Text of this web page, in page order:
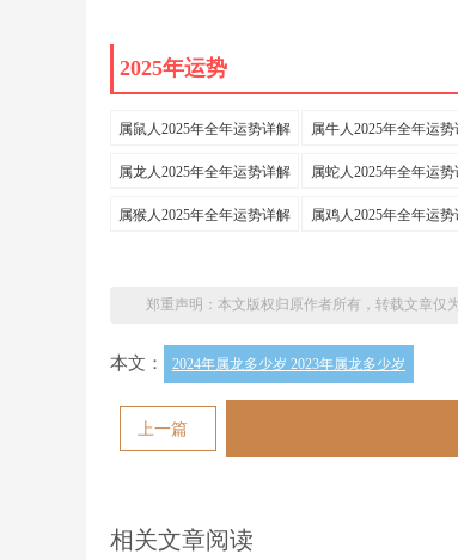
2025年运势
属鼠人2025年全年运势详解 属牛人2025年全年运势
属龙人2025年全年运势详解 属蛇人2025年全年运势
属猴人2025年全年运势详解 属鸡人2025年全年运势
郑重声明：本文版权归原作者所有，转载文章仅
本文： 2024年属龙多少岁 2023年属龙多少岁
上一篇
相关文章阅读